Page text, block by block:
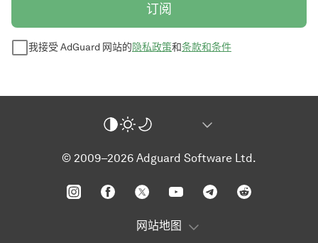
订阅
我接受 AdGuard 网站的隐私政策和条款和条件
© 2009–2026 Adguard Software Ltd.
网站地图